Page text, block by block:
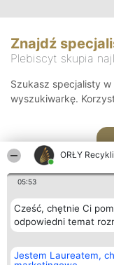
ORŁY
05:53
Cześć, chętnie Ci
odpowiedni temat
Jestem Laureatem,
Znajdź
Plebiscyt skupia
Szukasz specjalisty
wyszukiwarkę.
Organizator plebiscytu
Bright Side Solutions sp. z o.